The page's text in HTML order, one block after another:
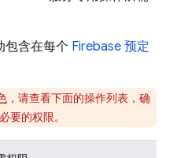
包含在每个 Firebase 预定
，请查看下面的操作列表，确
要的权限。